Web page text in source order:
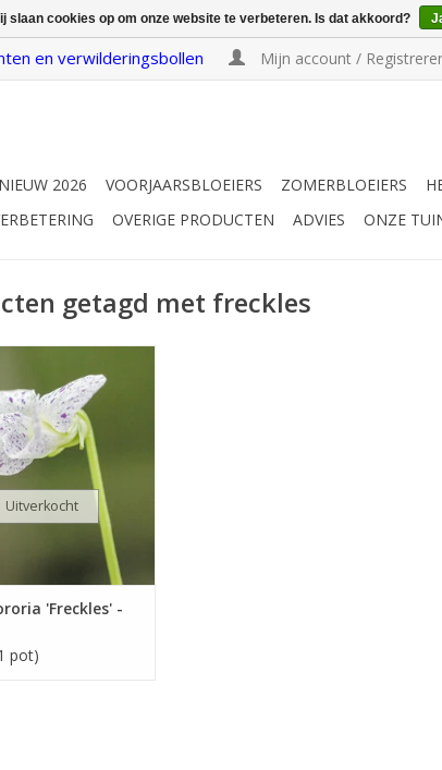
en verwilderingsbollen Mijn account /
NIEUW 2026 VOORJAARSBLOEIERS ZOMERBLOEIERS
OVERIGE PRODUCTEN ADVIES ONZE
getagd met freckles
Uitverkocht
wit met lichtblauwe
15 cm
INFO
'Freckles' -
pot)
slaan cookies op om onze website te verbeteren. Is dat akkoord?